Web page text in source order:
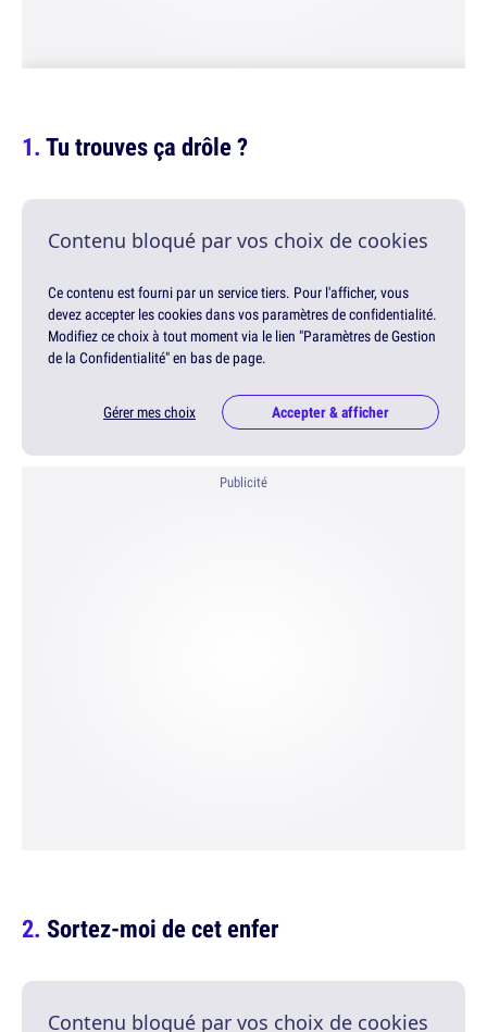
Tu trouves ça drôle ?
Contenu bloqué par vos choix de cookies
Ce contenu est fourni par un service tiers. Pour l'afficher, vous
devez accepter les cookies dans vos paramètres de confidentialité.
Modifiez ce choix à tout moment via le lien "Paramètres de Gestion
de la Confidentialité" en bas de page.
Gérer mes choix Accepter & afficher
Publicité
Sortez-moi de cet enfer
Contenu bloqué par vos choix de cookies